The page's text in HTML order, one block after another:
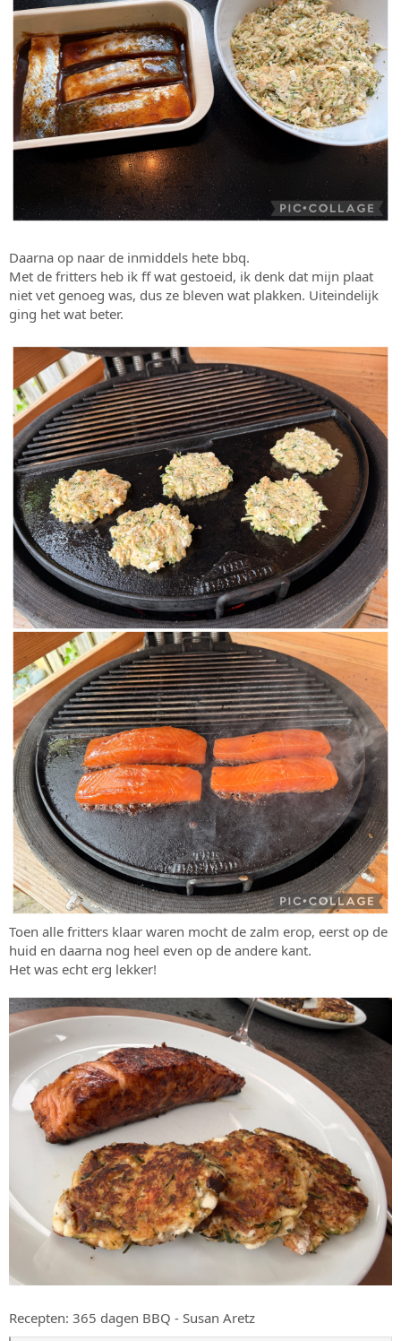
Daarna op naar de inmiddels hete bbq.
Met de fritters heb ik ff wat gestoeid, ik denk dat mijn plaat
niet vet genoeg was, dus ze bleven wat plakken. Uiteindelijk
ging het wat beter.
Toen alle fritters klaar waren mocht de zalm erop, eerst op de
huid en daarna nog heel even op de andere kant.
Het was echt erg lekker!
Recepten: 365 dagen BBQ - Susan Aretz